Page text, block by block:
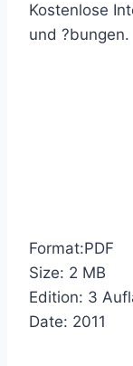
Kostenlose
und ?bungen.
Format:PDF
Size: 2 MB
Edition: 3
Date: 2011